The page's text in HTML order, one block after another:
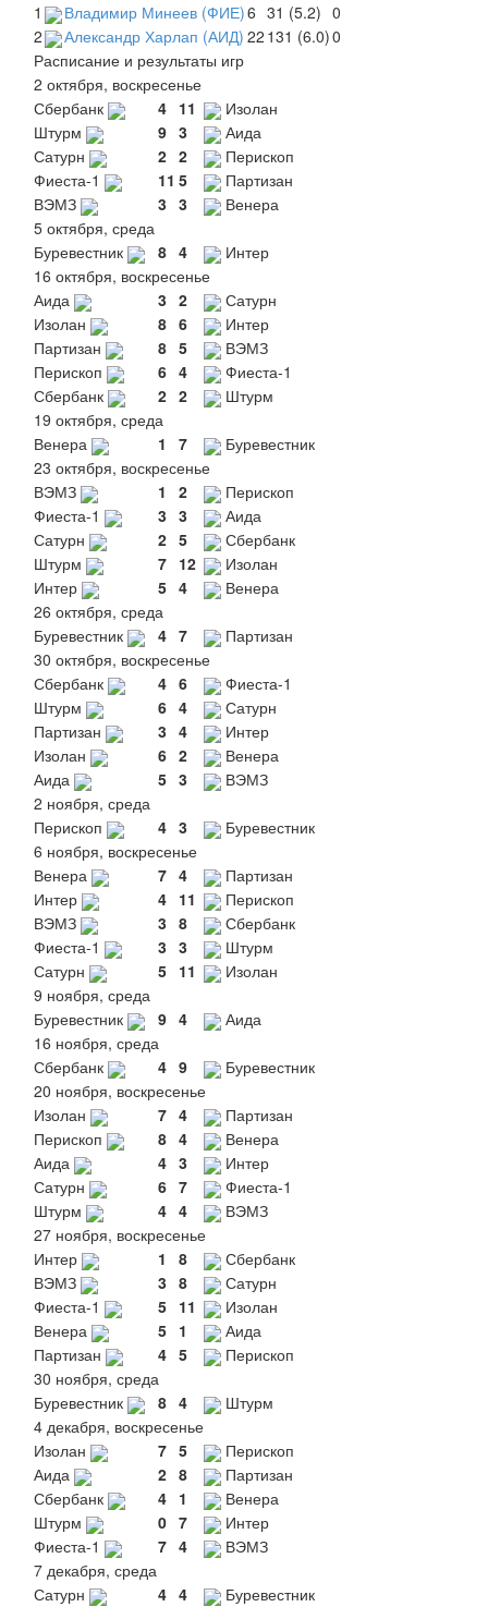
1
Владимир Минеев (ФИЕ)6 31 (5.2) 0
2
Александр Харлап (АИД) 22 131 (6.0)0
Расписание и результаты игр
2 октября, воскресенье
Сбербанк
4 11
Изолан
Штурм
9 3
Аида
Сатурн
2 2
Перископ
Фиеста-1
11 5
Партизан
ВЭМЗ
3 3
Венера
5 октября, среда
Буревестник
8 4
Интер
16 октября, воскресенье
Аида
3 2
Сатурн
Изолан
8 6
Интер
Партизан
8 5
ВЭМЗ
Перископ
6 4
Фиеста-1
Сбербанк
2 2
Штурм
19 октября, среда
Венера
1 7
Буревестник
23 октября, воскресенье
ВЭМЗ
1 2
Перископ
Фиеста-1
3 3
Аида
Сатурн
2 5
Сбербанк
Штурм
7 12
Изолан
Интер
5 4
Венера
26 октября, среда
Буревестник
4 7
Партизан
30 октября, воскресенье
Сбербанк
4 6
Фиеста-1
Штурм
6 4
Сатурн
Партизан
3 4
Интер
Изолан
6 2
Венера
Аида
5 3
ВЭМЗ
2 ноября, среда
Перископ
4 3
Буревестник
6 ноября, воскресенье
Венера
7 4
Партизан
Интер
4 11
Перископ
ВЭМЗ
3 8
Сбербанк
Фиеста-1
3 3
Штурм
Сатурн
5 11
Изолан
9 ноября, среда
Буревестник
9 4
Аида
16 ноября, среда
Сбербанк
4 9
Буревестник
20 ноября, воскресенье
Изолан
7 4
Партизан
Перископ
8 4
Венера
Аида
4 3
Интер
Сатурн
6 7
Фиеста-1
Штурм
4 4
ВЭМЗ
27 ноября, воскресенье
Интер
1 8
Сбербанк
ВЭМЗ
3 8
Сатурн
Фиеста-1
5 11
Изолан
Венера
5 1
Аида
Партизан
4 5
Перископ
30 ноября, среда
Буревестник
8 4
Штурм
4 декабря, воскресенье
Изолан
7 5
Перископ
Аида
2 8
Партизан
Сбербанк
4 1
Венера
Штурм
0 7
Интер
Фиеста-1
7 4
ВЭМЗ
7 декабря, среда
Сатурн
4 4
Буревестник